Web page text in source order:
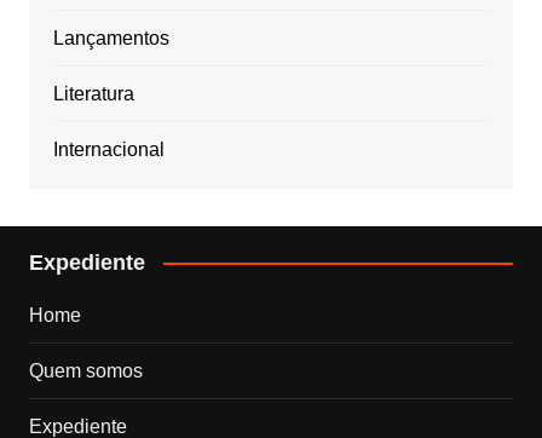
Lançamentos
Literatura
Internacional
Expediente
Home
Quem somos
Expediente